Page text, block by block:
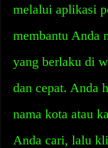
melalui aplikasi
membantu Anda
yang berlaku di
dan cepat. Anda
nama kota atau
Anda cari, lalu